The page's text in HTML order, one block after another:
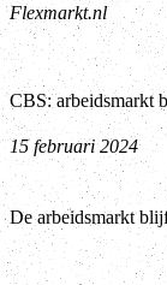
Flexmarkt.nl
CBS: arbeidsmarkt
15 februari 2024
De arbeidsmarkt